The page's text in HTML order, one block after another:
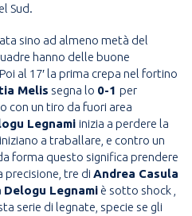
Sud.
sino ad almeno metà del
hanno delle buone
al 17′ la prima crepa nel fortino
Melis segna lo 0-1 per
con un tiro da fuori area
Legnami inizia a perdere la
a traballare, e contro un
forma questo significa prendere
precisione, tre di Andrea Casula
Delogu Legnami è sotto shock ,
serie di legnate, specie se gli